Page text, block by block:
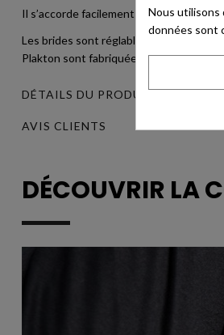
Il s’accorde facilement avec un jean,
Les brides sont réglables à l'aide d'une
Plakton sont fabriquées en Espagne.
DÉTAILS DU PRODUIT
AVIS CLIENTS
DÉCOUVRIR LA
Nous utilisons
données sont